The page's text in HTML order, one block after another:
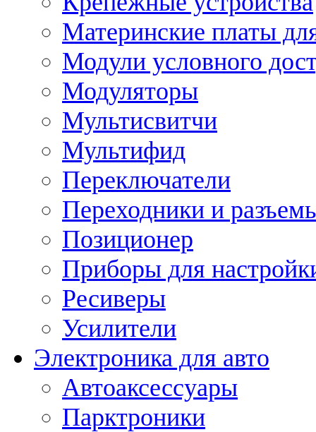
Материнские платы
Модули условного
Модуляторы
Мультисвитчи
Мультифид
Переключатели
Переходники и
Позиционер
Приборы для
Ресиверы
Усилители
Электроника для авто
Автоаксессуары
Парктроники